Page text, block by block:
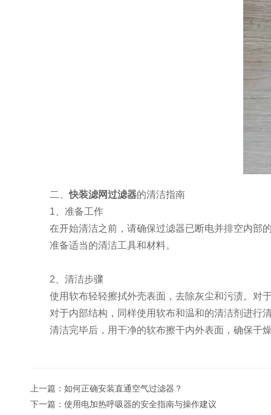
二、快装滤网过滤器的清洁指南
1、准备工作
在开始清洁之前，请确保过滤器已断电并排空内部
准备适当的清洁工具和材料。
2、清洁步骤
使用软布轻轻擦拭外壳表面，去除灰尘和污渍。对
对于内部结构，同样使用软布和温和的清洁剂进行
清洁完毕后，用干净的软布擦干内外表面，确保干
上一篇： 如何正确安装直通空气过滤器？
下一篇： 使用电加热呼吸器的安全指南与操作建议